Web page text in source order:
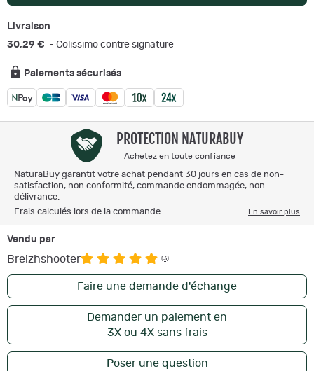
Livraison
30,29 € - Colissimo contre signature
Paiements sécurisés
PROTECTION NATURABUY
Achetez en toute confiance
NaturaBuy garantit votre achat pendant 30 jours en cas de non-
satisfaction, non conformité, commande endommagée, non
délivrance.
Frais calculés lors de la commande.
En savoir plus
Vendu par
Breizhshooter (3)
Faire une demande d'échange
Demander un paiement en
3X ou 4X sans frais
Poser une question